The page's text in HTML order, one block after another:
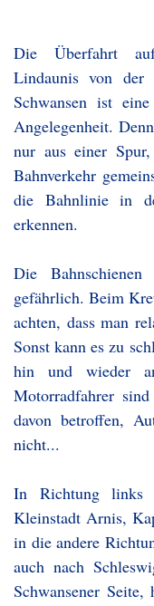
Die Überfahrt
Lindaunis von der
Schwansen ist
Angelegenheit.
nur aus einer
Bahnverkehr
die Bahnlinie in
erkennen.
Die
gefährlich. Beim
achten, dass man
Sonst kann es zu
hin und wieder
Motorradfahrer
davon betroffen,
nicht...
In Richtung
Kleinstadt Arnis,
in die andere
auch nach
Schwansener